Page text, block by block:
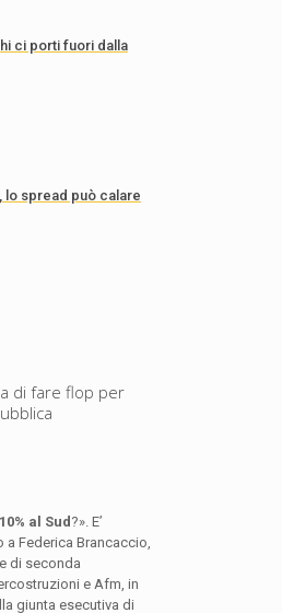
ci porti fuori dalla
lo spread può calare
di fare flop per
al Sud ?». E’
a Federica Brancaccio,
di seconda
e Afm, in
giunta esecutiva di